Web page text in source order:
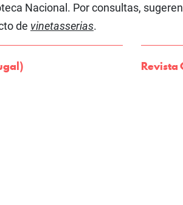
Nacional. Por consultas,
de vinetasserias.
Revista